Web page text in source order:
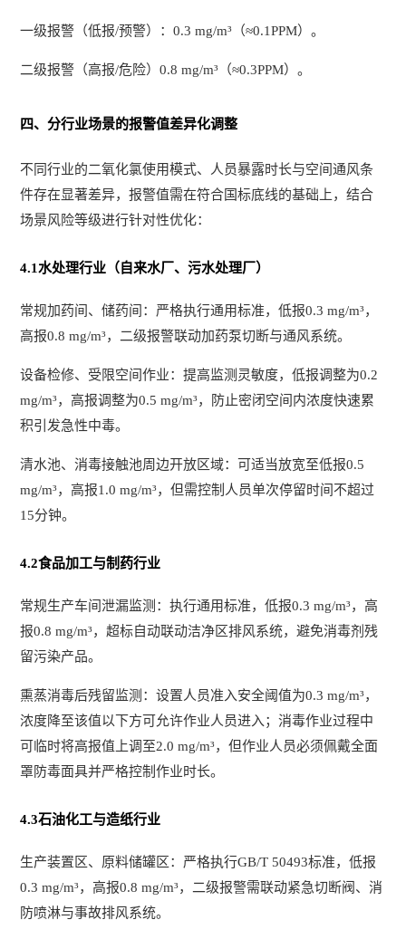
一级报警（低报/预警）：0.3 mg/m³（≈0.1PPM）。
二级报警（高报/危险）0.8 mg/m³（≈0.3PPM）。
四、分行业场景的报警值差异化调整
不同行业的二氧化氯使用模式、人员暴露时长与空间通风条
件存在显著差异，报警值需在符合国标底线的基础上，结合
场景风险等级进行针对性优化：
4.1水处理行业（自来水厂、污水处理厂）
常规加药间、储药间：严格执行通用标准，低报0.3 mg/m³，
高报0.8 mg/m³，二级报警联动加药泵切断与通风系统。
设备检修、受限空间作业：提高监测灵敏度，低报调整为0.2
mg/m³，高报调整为0.5 mg/m³，防止密闭空间内浓度快速累
积引发急性中毒。
清水池、消毒接触池周边开放区域：可适当放宽至低报0.5
mg/m³，高报1.0 mg/m³，但需控制人员单次停留时间不超过
15分钟。
4.2食品加工与制药行业
常规生产车间泄漏监测：执行通用标准，低报0.3 mg/m³，高
报0.8 mg/m³，超标自动联动洁净区排风系统，避免消毒剂残
留污染产品。
熏蒸消毒后残留监测：设置人员准入安全阈值为0.3 mg/m³，
浓度降至该值以下方可允许作业人员进入；消毒作业过程中
可临时将高报值上调至2.0 mg/m³，但作业人员必须佩戴全面
罩防毒面具并严格控制作业时长。
4.3石油化工与造纸行业
生产装置区、原料储罐区：严格执行GB/T 50493标准，低报
0.3 mg/m³，高报0.8 mg/m³，二级报警需联动紧急切断阀、消
防喷淋与事故排风系统。